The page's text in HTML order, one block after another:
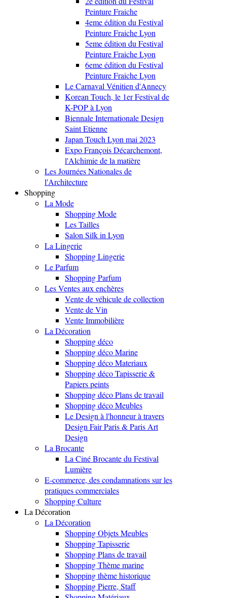
Peinture Fraiche
4eme édition du Festival
Peinture Fraiche Lyon
5eme édition du Festival
Peinture Fraiche Lyon
6eme édition du Festival
Peinture Fraiche Lyon
Le Carnaval Vénitien d'Annecy
Korean Touch, le 1er Festival de
K-POP à Lyon
Biennale Internationale Design
Saint Etienne
Japan Touch Lyon mai 2023
Expo François Décarchemont,
l'Alchimie de la matière
Les Journées Nationales de
l'Architecture
Shopping
La Mode
Shopping Mode
Les Tailles
Salon Silk in Lyon
La Lingerie
Shopping Lingerie
Le Parfum
Shopping Parfum
Les Ventes aux enchères
Vente de véhicule de collection
Vente de Vin
Vente Immobilière
La Décoration
Shopping déco
Shopping déco Marine
Shopping déco Materiaux
Shopping déco Tapisserie &
Papiers peints
Shopping déco Plans de travail
Shopping déco Meubles
Le Design à l'honneur à travers
Design Fair Paris & Paris Art
Design
La Brocante
La Ciné Brocante du Festival
Lumière
E-commerce, des condamnations sur les
pratiques commerciales
Shopping Culture
La Décoration
La Décoration
Shopping Objets Meubles
Shopping Tapisserie
Shopping Plans de travail
Shopping Thème marine
Shopping thème historique
Shopping Pierre, Staff